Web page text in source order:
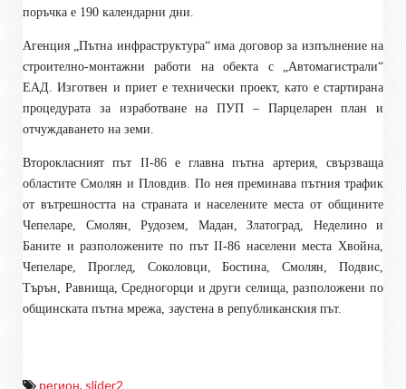
поръчка е 190 календарни дни.
Агенция „Пътна инфраструктура“ има договор за изпълнение на
строително-монтажни работи на обекта с „Автомагистрали“
ЕАД. Изготвен и приет е технически проект, като е стартирана
процедурата за изработване на ПУП – Парцеларен план и
отчуждаването на земи.
Второкласният път II-86 е главна пътна артерия, свързваща
областите Смолян и Пловдив. По нея преминава пътния трафик
от вътрешността на страната и населените места от общините
Чепеларе, Смолян, Рудозем, Мадан, Златоград, Неделино и
Баните и разположените по път II-86 населени места Хвойна,
Чепеларе, Проглед, Соколовци, Бостина, Смолян, Подвис,
Търън, Равнища, Средногорци и други селища, разположени по
общинската пътна мрежа, заустена в републиканския път.
регион, slider2